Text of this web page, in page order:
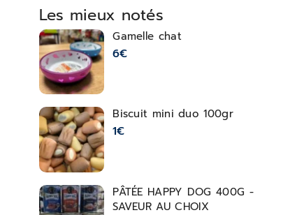
Les mieux notés
Gamelle chat
6€
Biscuit mini duo 100gr
1€
PÂTÉE HAPPY DOG 400G -
SAVEUR AU CHOIX